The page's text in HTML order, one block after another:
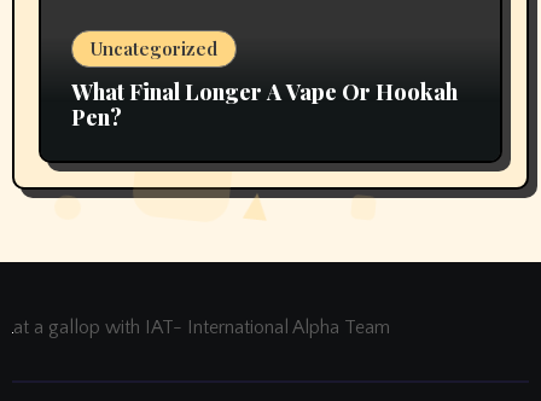
Uncategorized
What Final Longer A Vape Or Hookah
Pen?
at a gallop with IAT- International Alpha Team